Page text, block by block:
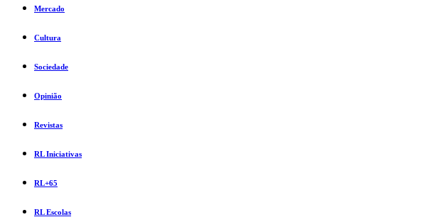
Mercado
Cultura
Sociedade
Opinião
Revistas
RL Iniciativas
RL+65
RL Escolas